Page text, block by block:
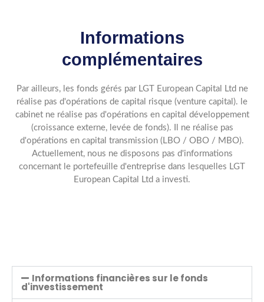
Informations
complémentaires
Par ailleurs, les fonds gérés par LGT European Capital Ltd ne
réalise pas d'opérations de capital risque (venture capital). le
cabinet ne réalise pas d'opérations en capital développement
(croissance externe, levée de fonds). Il ne réalise pas
d'opérations en capital transmission (LBO / OBO / MBO).
Actuellement, nous ne disposons pas d'informations
concernant le portefeuille d'entreprise dans lesquelles LGT
European Capital Ltd a investi.
Informations financières sur le fonds
d'investissement